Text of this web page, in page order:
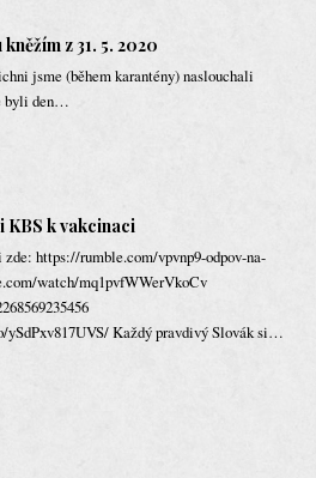
z 31. 5. 2020
jsme (během karantény) naslouchali
byli den…
KBS k vakcinaci
https://rumble.com/vpvnp9-odpov-na-
watch/mq1pvfWWerVkoCv
Každý pravdivý Slovák si…